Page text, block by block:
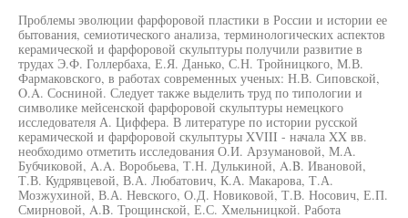
Проблемы эволюции фарфоровой пластики в России и истории ее
бытования, семиотического анализа, терминологических аспектов
керамической и фарфоровой скульптуры получили развитие в
трудах Э.Ф. Голлербаха, Е.Я. Данько, С.Н. Тройницкого, М.В.
Фармаковского, в работах современных ученых: Н.В. Сиповской,
O.A. Сосниной. Следует также выделить труд по типологии и
символике мейсенской фарфоровой скульптуры немецкого
исследователя А. Циффера. В литературе по истории русской
керамической и фарфоровой скульптуры XVIII - начала XX вв.
необходимо отметить исследования О.И. Арзумановой, М.А.
Бубчиковой, A.A. Воробьева, Т.Н. Дулькиной, A.B. Ивановой,
Т.В. Кудрявцевой, В.А. Любатович, К.А. Макарова, Т.А.
Мозжухиной, В.А. Невского, О.Д. Новиковой, Т.В. Носович, Е.П.
Смирновой, A.B. Трощинской, Е.С. Хмельницкой. Работа